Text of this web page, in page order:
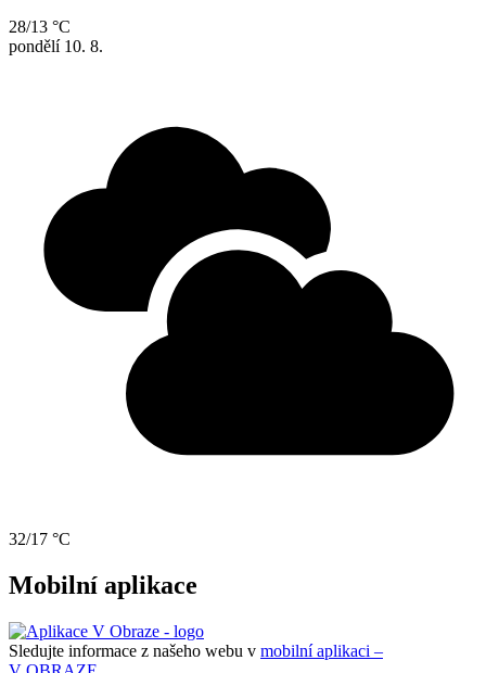
28/13 °C
pondělí 10. 8.
32/17 °C
Mobilní aplikace
Sledujte informace z našeho webu v mobilní aplikaci –